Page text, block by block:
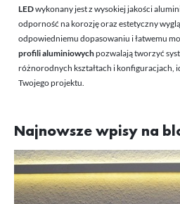
LEDwykonany jest z wysokiej jakości
odporność na korozję oraz estetyczny
odpowiedniemu dopasowaniu i łatwemu
profili aluminiowychpozwalają tworzyć
różnorodnych kształtach i konfiguracjach,
Twojego projektu.
Najnowsze wpisy na